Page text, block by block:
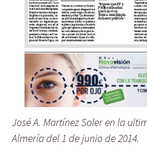
José A. Martínez Soler en la
Almería del 1 de junio de 2014.